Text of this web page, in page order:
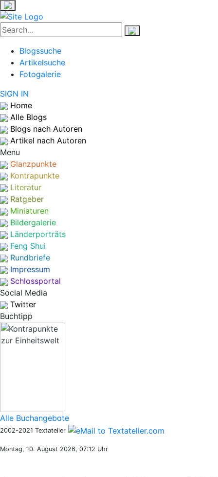
Blogssuche
Artikelsuche
Fotogalerie
SIGN IN
Home
Alle Blogs
Blogs nach Autoren
Artikel nach Autoren
Menu
Glanzpunkte
Kontrapunkte
Literatur
Ratgeber
Miniaturen
Bildergalerie
Länderporträts
Feng Shui
Rundbriefe
Impressum
Schlossportal
Social Media
Twitter
Buchtipp
Alle Buchangebote
2002-2021 Textatelier
Montag, 10. August 2026, 07:12 Uhr